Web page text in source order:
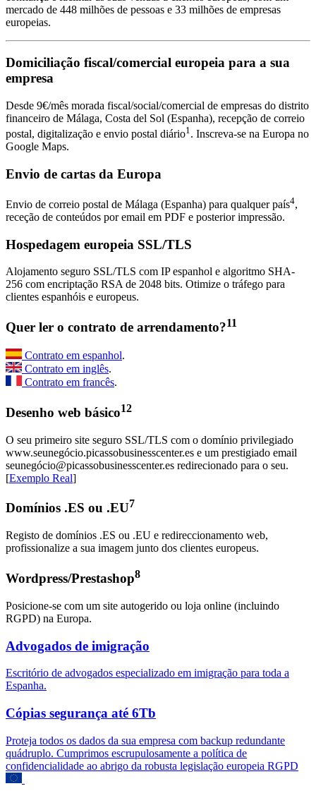
mercado de 448 milhões de pessoas e 33 milhões de empresas
europeias.
Domiciliação fiscal/comercial europeia para a sua
empresa
Desde 9€/mês morada fiscal/social/comercial de empresas do distrito
financeiro de Málaga, Costa del Sol (Espanha), recepção de correio
postal, digitalização e envio postal diário1 . Inscreva-se na Europa no
Google Maps.
Envio de cartas da Europa
Envio de correio postal de Málaga (Espanha) para qualquer país4,
receção de conteúdos por email em PDF e posterior impressão.
Hospedagem europeia SSL/TLS
Alojamento seguro SSL/TLS com IP espanhol e algoritmo SHA-
256 com encriptação RSA de 2048 bits. Otimize o tráfego para
clientes espanhóis e europeus.
Quer ler o contrato de arrendamento?11
Contrato em espanhol.
Contrato em inglês.
Contrato em francês.
Desenho web básico12
O seu primeiro site seguro SSL/TLS com o domínio privilegiado
www.seunegócio.picassobusinesscenter.es e um prestigiado email
seunegócio@picassobusinesscenter.es redirecionado para o seu.
[Exemplo Real]
Domínios .ES ou .EU7
Registo de domínios .ES ou .EU e redireccionamento web,
profissionalize a sua imagem junto dos clientes europeus.
Wordpress/Prestashop8
Posicione-se com um site autogerido ou loja online (incluindo
RGPD) na Europa.
Advogados de imigração
Escritório de advogados especializado em imigração para toda a
Espanha.
Cópias segurança até 6Tb
Proteja todos os dados da sua empresa com backup redundante
quádruplo. Cumprimos escrupulosamente a política de
confidencialidade ao abrigo da robusta legislação europeia RGPD